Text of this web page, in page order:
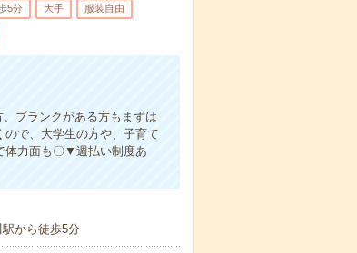
5分 大手 服装自由
ブランクがある方もまずは
で、大学生の方や、子育て
体力面も〇▼週払い制度あ
から徒歩5分